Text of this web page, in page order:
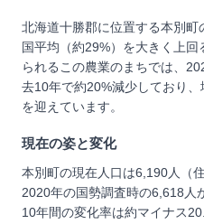
北海道十勝郡に位置する本別
国平均（約29%）を大きく上
られるこの農業のまちでは、
去10年で約20%減少しており
を迎えています。
現在の姿と変化
本別町の現在人口は6,190人（
2020年の国勢調査時の6,618人
10年間の変化率は約マイナス